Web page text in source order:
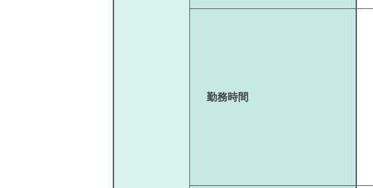
勤務時間